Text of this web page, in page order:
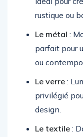
rustique ou
Le métal :
parfait pour
ou
Le verre :
privilégié
design.
Le textile :